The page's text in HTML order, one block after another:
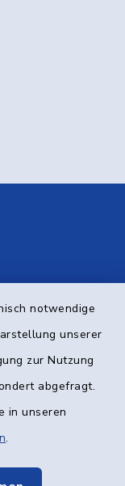
notwendige
unserer
zur Nutzung
abgefragt.
in unseren
.